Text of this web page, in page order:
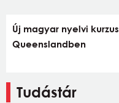
Új magyar nyelvi
Queenslandben
Tudástár